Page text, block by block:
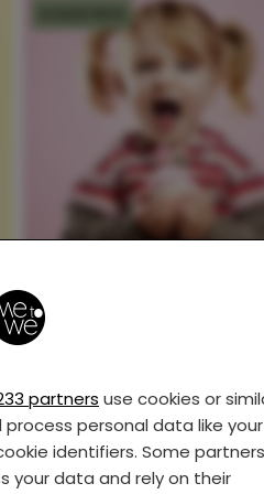
partners use cookies or
personal data like
identifiers. Some
your data and rely on their
“Fuck!” Als je
peuter de
woordenschat van Ma
KINDEREN